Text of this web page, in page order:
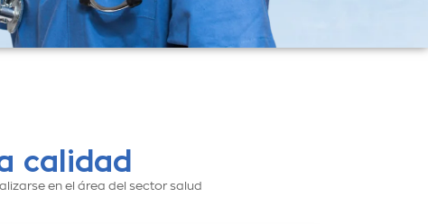
calidad
en el área del sector salud